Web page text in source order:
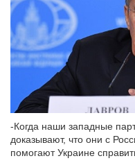
-Когда наши западные
доказывают, что они с
помогают Украине